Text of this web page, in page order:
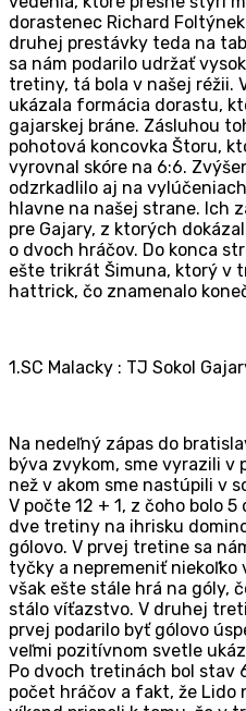
dorastenec Richard
druhej prestávky teda na
sa nám podarilo udržať
tretiny, tá bola v našej réžii.
ukázala formácia dorastu,
gajarskej bráne. Zásluhou
pohotová koncovka Štoru,
vyrovnal skóre na 6:6.
odzrkadlilo aj na
hlavne na našej strane. Ich
pre Gajary, z ktorých
o dvoch hráčov. Do konca
ešte trikrát Šimuna, ktorý v
hattrick, čo znamenalo
1.SC Malacky : TJ Sokol
Na nedeľný zápas do
býva zvykom, sme vyrazili v
než v akom sme nastúpili v
V počte 12 + 1, z čoho bolo
dve tretiny na ihrisku
gólovo. V prvej tretine sa
tyčky a nepremeniť niekoľko
však ešte stále hrá na góly,
stálo víťazstvo. V druhej
prvej podarilo byť gólovo
veľmi pozitívnom svetle
Po dvoch tretinách bol stav
počet hráčov a fakt, že Lido